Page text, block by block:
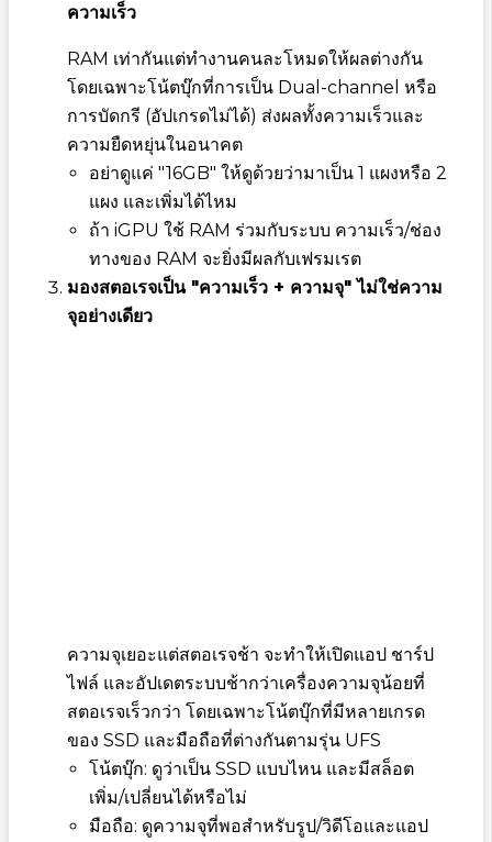
ความเร็ว
RAM เท่ากันแต่ทำงานคนละโหมดให้ผลต่างกัน
โดยเฉพาะโน้ตบุ๊กที่การเป็น Dual-channel หรือ
การบัดกรี (อัปเกรดไม่ได้) ส่งผลทั้งความเร็วและ
ความยืดหยุ่นในอนาคต
อย่าดูแค่ "16GB" ให้ดูด้วยว่ามาเป็น 1 แผงหรือ 2
แผง และเพิ่มได้ไหม
ถ้า iGPU ใช้ RAM ร่วมกับระบบ ความเร็ว/ช่อง
ทางของ RAM จะยิ่งมีผลกับเฟรมเรต
มองสตอเรจเป็น "ความเร็ว + ความจุ" ไม่ใช่ความ
จุอย่างเดียว
ความจุเยอะแต่สตอเรจช้า จะทำให้เปิดแอป ชาร์ป
ไฟล์ และอัปเดตระบบช้ากว่าเครื่องความจุน้อยที่
สตอเรจเร็วกว่า โดยเฉพาะโน้ตบุ๊กที่มีหลายเกรด
ของ SSD และมือถือที่ต่างกันตามรุ่น UFS
โน้ตบุ๊ก: ดูว่าเป็น SSD แบบไหน และมีสล็อต
เพิ่ม/เปลี่ยนได้หรือไม่
มือถือ: ดูความจุที่พอสำหรับรูป/วิดีโอและแอป